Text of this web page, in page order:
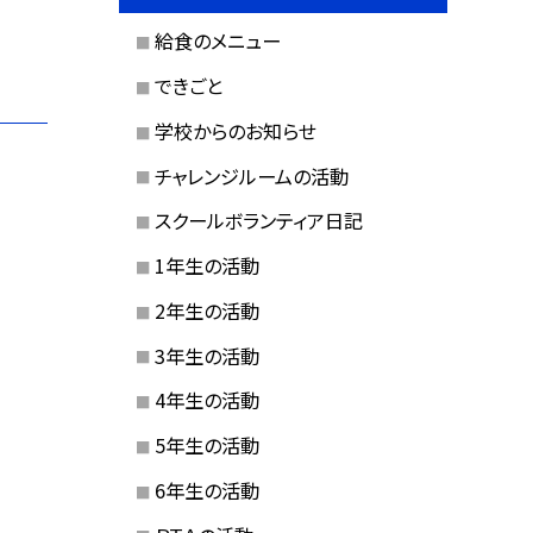
給食のメニュー
できごと
学校からのお知らせ
チャレンジルームの活動
スクールボランティア日記
1年生の活動
2年生の活動
3年生の活動
4年生の活動
5年生の活動
6年生の活動